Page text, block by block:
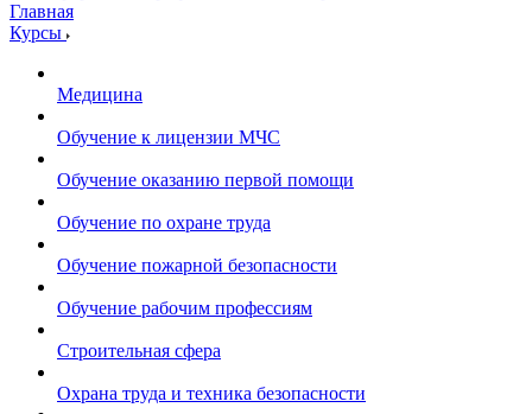
Главная
Курсы
Медицина
Обучение к лицензии МЧС
Обучение оказанию первой помощи
Обучение по охране труда
Обучение пожарной безопасности
Обучение рабочим профессиям
Строительная сфера
Охрана труда и техника безопасности